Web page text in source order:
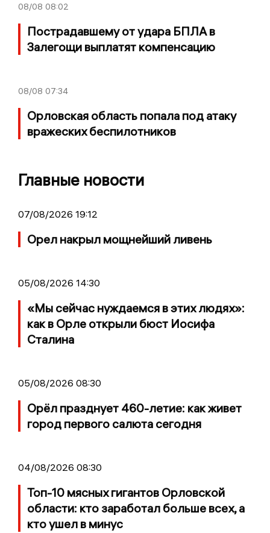
08/08 08:02
Пострадавшему от удара БПЛА в
Залегощи выплатят компенсацию
08/08 07:34
Орловская область попала под атаку
вражеских беспилотников
Главные новости
07/08/2026 19:12
Орел накрыл мощнейший ливень
05/08/2026 14:30
«Мы сейчас нуждаемся в этих людях»:
как в Орле открыли бюст Иосифа
Сталина
05/08/2026 08:30
Орёл празднует 460-летие: как живет
город первого салюта сегодня
04/08/2026 08:30
Топ-10 мясных гигантов Орловской
области: кто заработал больше всех, а
кто ушел в минус